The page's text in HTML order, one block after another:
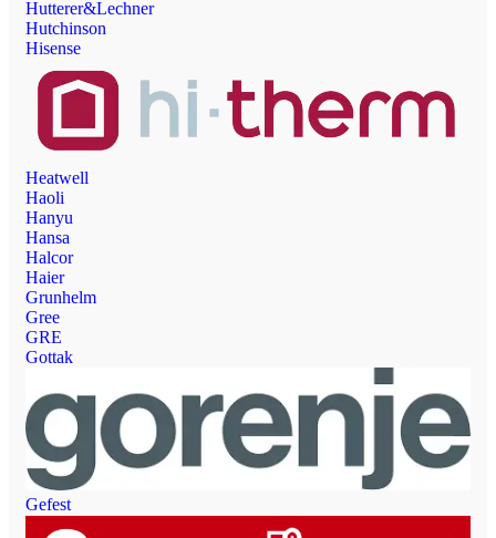
Hutterer&Lechner
Hutchinson
Hisense
Heatwell
Haoli
Hanyu
Hansa
Halcor
Haier
Grunhelm
Gree
GRE
Gottak
Gefest